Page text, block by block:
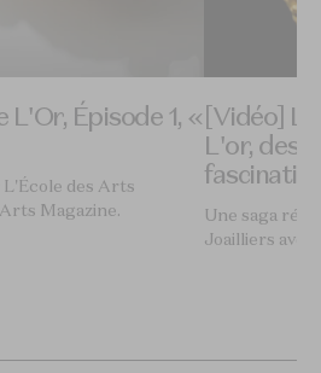
Épisode 1, «
L'École des Arts
Magazine.
[Vidéo]
L'or, des
Une saga
Joailliers